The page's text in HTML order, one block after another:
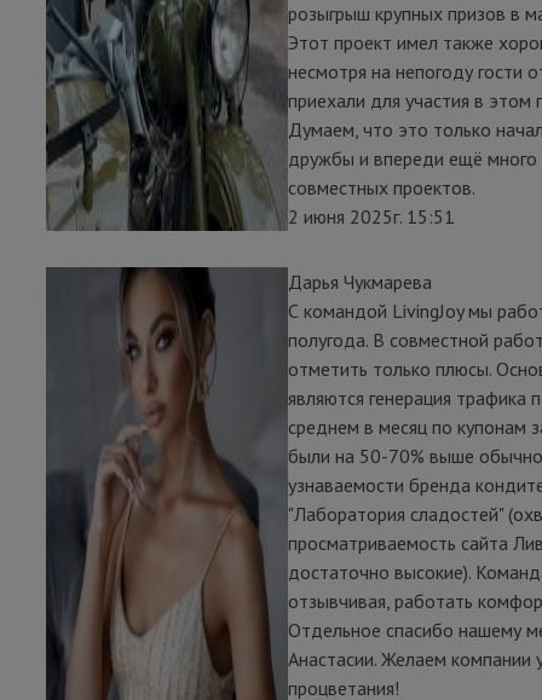
розыгрыш крупных призов в
Этот проект имел также
несмотря на непогоду гости
приехали для участия в этом
Думаем, что это только
дружбы и впереди ещё много
совместных проектов.
2 июня 2025г. 15:51
Дарья Чукмарева
С командой LivingJoy мы
полугода. В совместной
отметить только плюсы.
являются генерация трафика
среднем в месяц по купонам
были на 50-70% выше
узнаваемости бренда
"Лаборатория сладостей"
просматриваемость сайта
достаточно высокие).
отзывчивая, работать
Отдельное спасибо нашему
Анастасии. Желаем компании
процветания!